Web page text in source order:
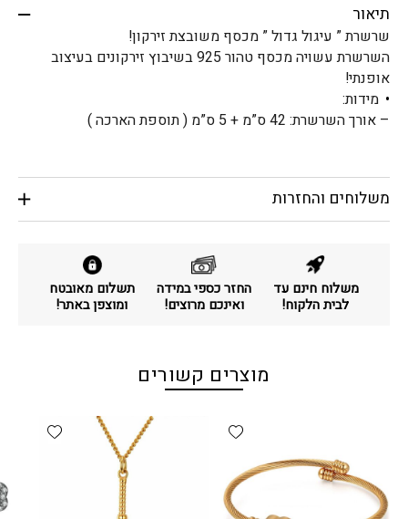
תיאור
שרשרת ” עיגול גדול ” מכסף משובצת זירקון!
השרשרת עשויה מכסף טהור 925 בשיבוץ זירקונים בעיצוב
אופנתי!
​מידות:
– אורך השרשרת: 42 ס”מ + 5 ס”מ ( תוספת הארכה )
משלוחים והחזרות
משלוח חינם עד
לבית הלקוח!
החזר כספי במידה
ואינכם מרוצים!
תשלום מאובטח
ומוצפן באתר!
מוצרים קשורים
Add wishlist
wishlist